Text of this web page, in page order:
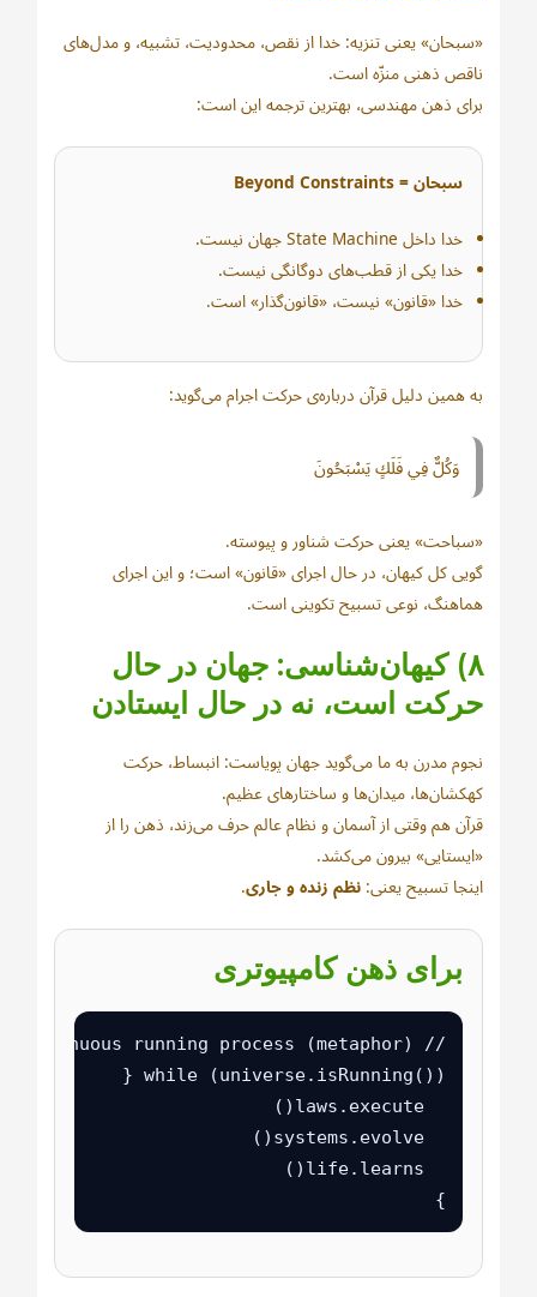
«سبحان» یعنی تنزیه: خدا از نقص، محدودیت، تشبیه، و مدل‌های
ناقص ذهنی منزّه است.
برای ذهن مهندسی، بهترین ترجمه این است:
سبحان = Beyond Constraints
خدا داخل State Machine جهان نیست.
خدا یکی از قطب‌های دوگانگی نیست.
خدا «قانون» نیست، «قانون‌گذار» است.
به همین دلیل قرآن درباره‌ی حرکت اجرام می‌گوید:
وَكُلٌّ فِي فَلَكٍ يَسْبَحُونَ
«سباحت» یعنی حرکت شناور و پیوسته.
گویی کل کیهان، در حال اجرای «قانون» است؛ و این اجرای
هماهنگ، نوعی تسبیح تکوینی است.
۸) کیهان‌شناسی: جهان در حال
حرکت است، نه در حال ایستادن
نجوم مدرن به ما می‌گوید جهان پویاست: انبساط، حرکت
کهکشان‌ها، میدان‌ها و ساختارهای عظیم.
قرآن هم وقتی از آسمان و نظام عالم حرف می‌زند، ذهن را از
«ایستایی» بیرون می‌کشد.
اینجا تسبیح یعنی:نظم زنده و جاری.
برای ذهن کامپیوتری
}